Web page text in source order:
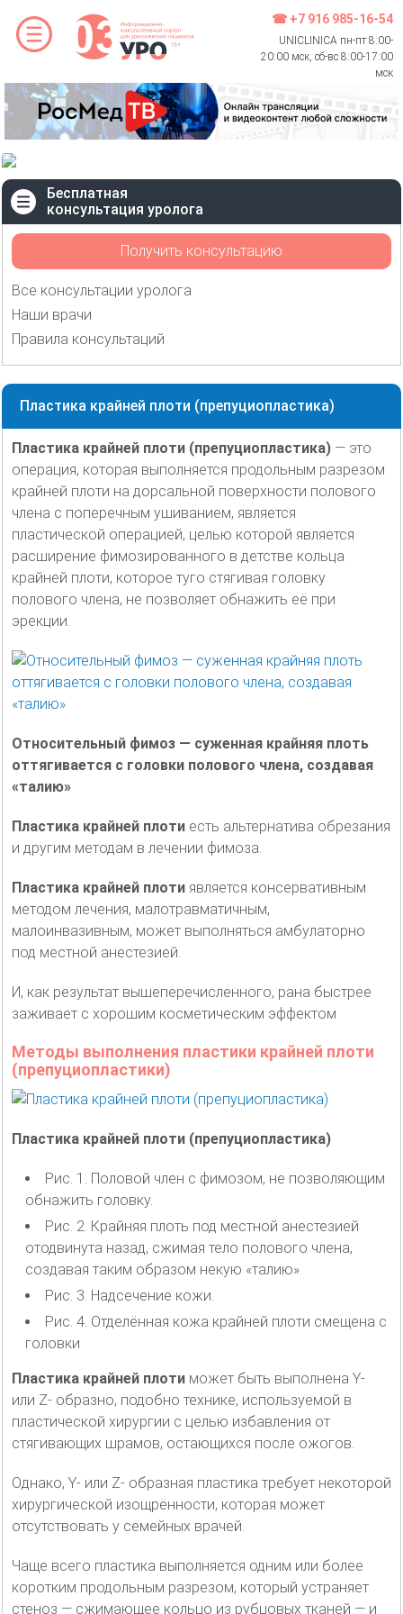
☎ +7 916 985-16-54
UNICLINICA пн-пт 8:00-
20:00 мск, сб-вс 8:00-17:00
мск
Бесплатная
консультация уролога
Получить консультацию
Все консультации уролога
Наши врачи
Правила консультаций
Пластика крайней плоти (препуциопластика)
Пластика крайней плоти (препуциопластика) — это
операция, которая выполняется продольным разрезом
крайней плоти на дорсальной поверхности полового
члена с поперечным ушиванием, является
пластической операцией, целью которой является
расширение фимозированного в детстве кольца
крайней плоти, которое туго стягивая головку
полового члена, не позволяет обнажить её при
эрекции.
Относительный фимоз — суженная крайняя плоть
оттягивается с головки полового члена, создавая
«талию»
Пластика крайней плоти есть альтернатива обрезания
и другим методам в лечении фимоза.
Пластика крайней плоти является консервативным
методом лечения, малотравматичным,
малоинвазивным, может выполняться амбулаторно
под местной анестезией.
И, как результат вышеперечисленного, рана быстрее
заживает с хорошим косметическим эффектом
Методы выполнения пластики крайней плоти
(препуциопластики)
Пластика крайней плоти (препуциопластика)
Рис. 1. Половой член с фимозом, не позволяющим
обнажить головку.
Рис. 2. Крайняя плоть под местной анестезией
отодвинута назад, сжимая тело полового члена,
создавая таким образом некую «талию».
Рис. 3. Надсечение кожи.
Рис. 4. Отделённая кожа крайней плоти смещена с
головки
Пластика крайней плоти может быть выполнена Y-
или Z- образно, подобно технике, используемой в
пластической хирургии с целью избавления от
стягивающих шрамов, остающихся после ожогов.
Однако, Y- или Z- образная пластика требует некоторой
хирургической изощрённости, которая может
отсутствовать у семейных врачей.
Чаще всего пластика выполняется одним или более
коротким продольным разрезом, который устраняет
стеноз — сжимающее кольцо из рубцовых тканей — и